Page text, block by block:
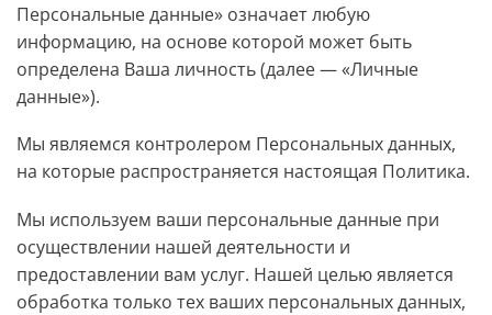
Персональные данные» означает любую
информацию, на основе которой может быть
определена Ваша личность (далее — «Личные
данные»).
Мы являемся контролером Персональных данных,
на которые распространяется настоящая Политика.
Мы используем ваши персональные данные при
осуществлении нашей деятельности и
предоставлении вам услуг. Нашей целью является
обработка только тех ваших персональных данных,